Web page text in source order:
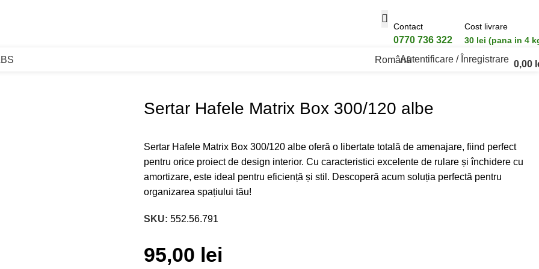
Contact
0770 736 322
Cost livrare
30 lei (pana in 4
RomânăAutentificare / Înregistrare 0,00
Sertar Hafele Matrix Box 300/120 albe
Sertar Hafele Matrix Box 300/120 albe oferă o libertate totală de amenajare, fiind perfect
pentru orice proiect de design interior. Cu caracteristici excelente de rulare și închidere cu
amortizare, este ideal pentru eficiență și stil. Descoperă acum soluția perfectă pentru
organizarea spațiului tău!
SKU: 552.56.791
95,00 lei